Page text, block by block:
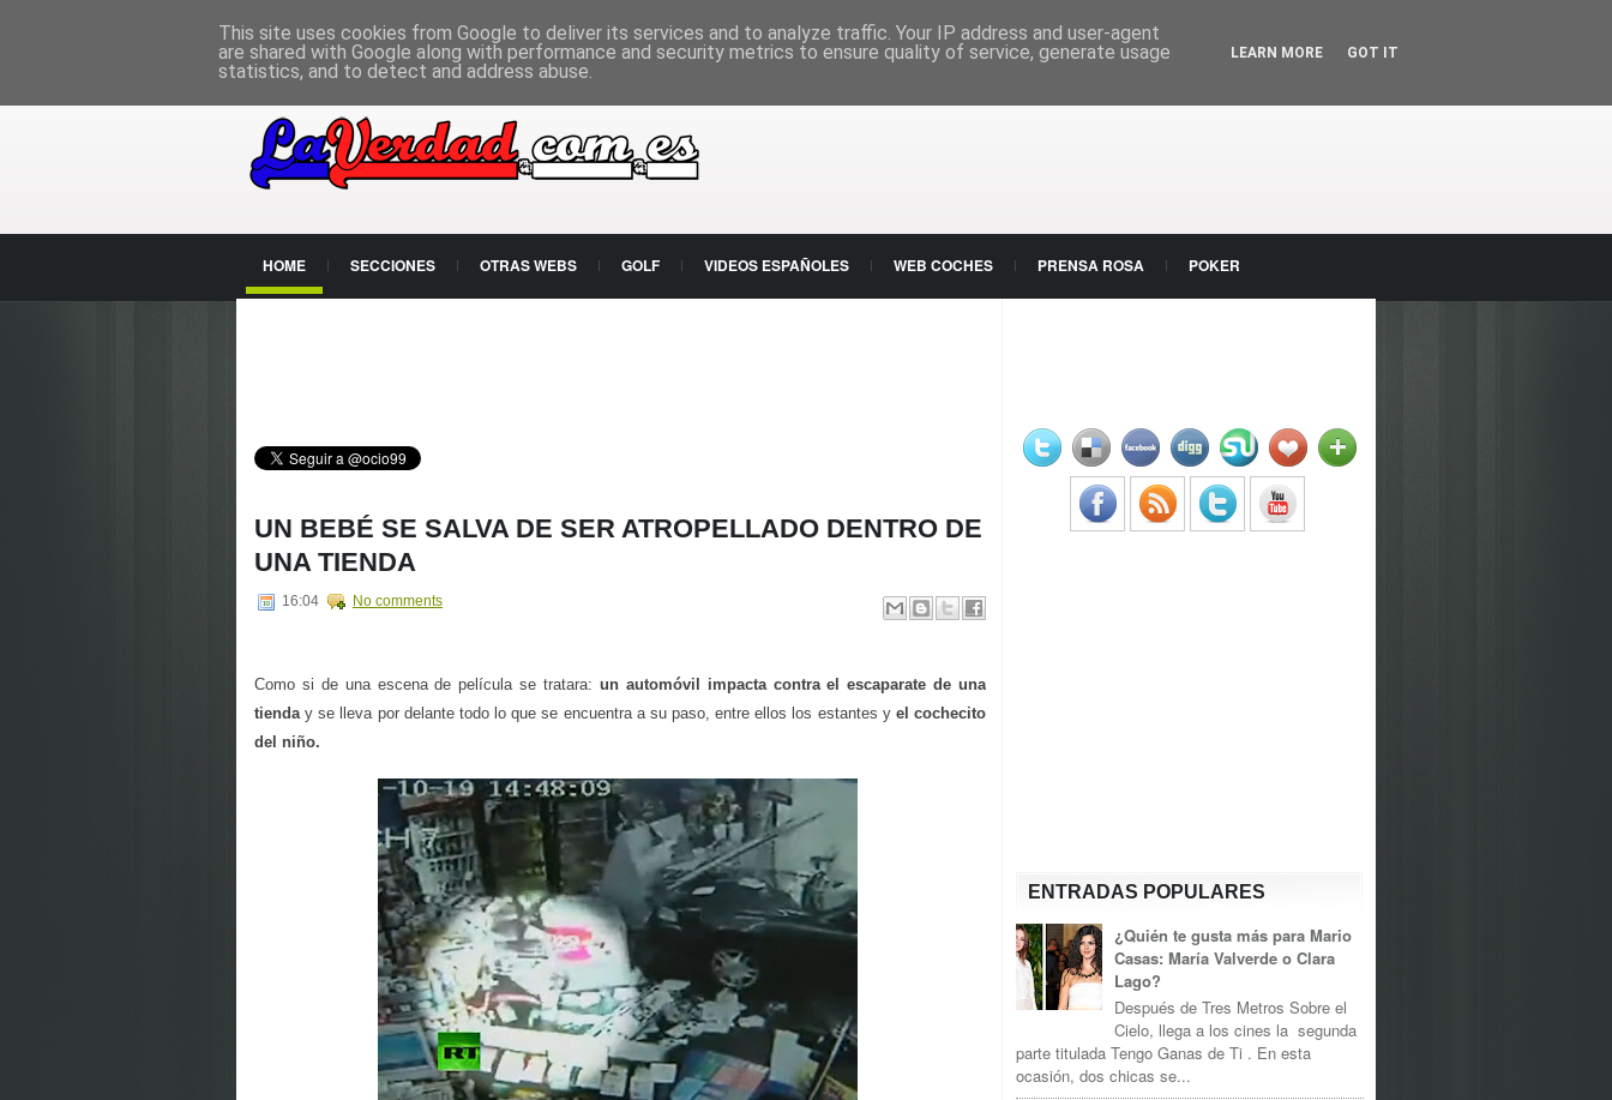
HOME SECCIONES OTRAS WEBS GOLF VIDEOS ESPAÑOLES WEB COCHES PRENSA ROSA POKER
UN BEBÉ SE SALVA DE SER ATROPELLADO DENTRO DE
UNA TIENDA
16:04 No comments
Como si de una escena de película se tratara: un automóvil impacta contra el escaparate de una
tienday se lleva por delante todo lo que se encuentra a su paso, entre ellos los estantes y el cochecito
del niño.
ENTRADAS POPULARES
¿Quién te gusta más para Mario
Casas: María Valverde o Clara
Lago?
Después de Tres Metros Sobre el
Cielo, llega a los cines la segunda
parte titulada Tengo Ganas de Ti . En esta
ocasión, dos chicas se...
This site uses cookies from Google to deliver its services and to analyze traffic. Your IP address and user-agent
are shared with Google along with performance and security metrics to ensure quality of service, generate usage
statistics, and to detect and address abuse.
LEARN MORE GOT IT